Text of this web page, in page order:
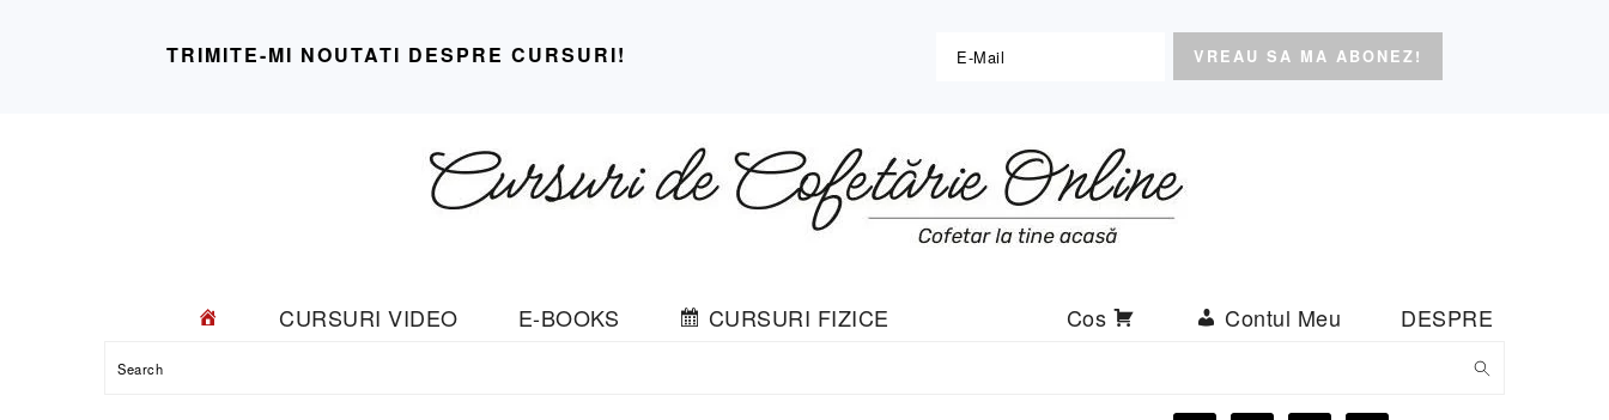
TRIMITE-MI NOUTATI DESPRE CURSURI!
CURSURI VIDEO E-BOOKS CURSURI FIZICE DESPRE
Contul Meu
Cos
Search